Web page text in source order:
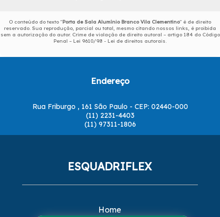
O conteúdo do texto "Porta de Sala Alumínio Branco Vila Clementino" é de direito
reservado. Sua reprodução, parcial ou total, mesmo citando nossos links, é proibida
sem a autorização do autor. Crime de violação de direito autoral – artigo 184 do Código
Penal – Lei 9610/98 - Lei de direitos autorais
Endereço
Rua Friburgo , 161 São Paulo - CEP: 02440-000
(11) 2231-4403
(11) 97311-1806
ESQUADRIFLEX
Home